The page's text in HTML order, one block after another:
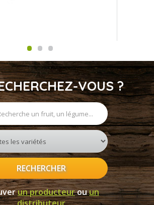
VOUS ?
RECHERCHER
un producteurouun